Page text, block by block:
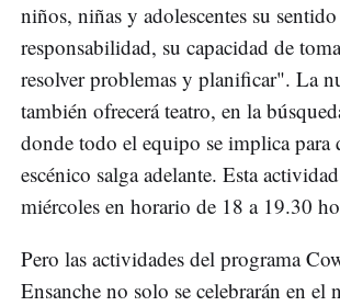
niños, niñas y adolescentes su
responsabilidad, su capacidad de
resolver problemas y planificar". La
también ofrecerá teatro, en la
donde todo el equipo se implica para
escénico salga adelante. Esta
miércoles en horario de 18 a 19.30
Pero las actividades del programa
Ensanche no solo se celebrarán en el